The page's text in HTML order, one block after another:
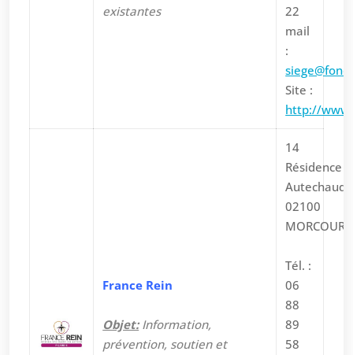
existantes
22
mail
:
Site :
http://
France Rein
Objet:Information,
prévention, soutien et
14
Résidence
Autechaud
02100
MORCOURT
Tél. :
06
88
89
58